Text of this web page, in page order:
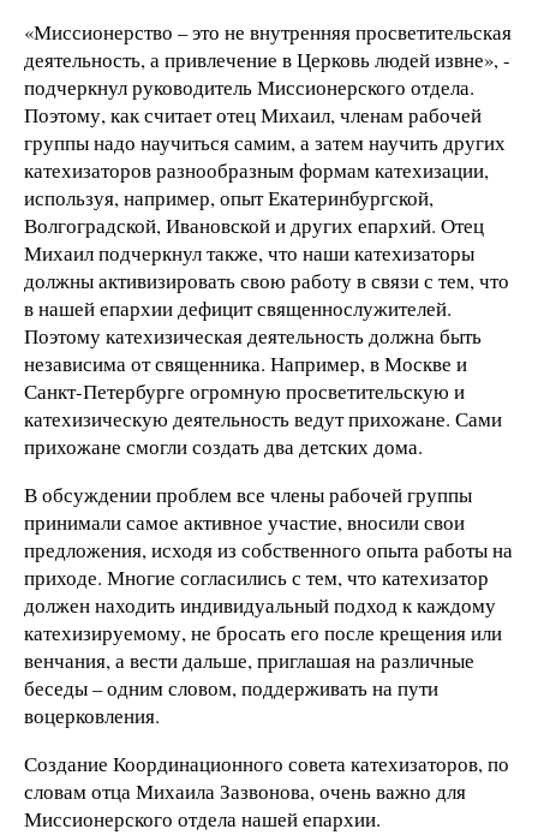
«Миссионерство – это не внутренняя просветительская
деятельность, а привлечение в Церковь людей извне», -
подчеркнул руководитель Миссионерского отдела.
Поэтому, как считает отец Михаил, членам рабочей
группы надо научиться самим, а затем научить других
катехизаторов разнообразным формам катехизации,
используя, например, опыт Екатеринбургской,
Волгоградской, Ивановской и других епархий. Отец
Михаил подчеркнул также, что наши катехизаторы
должны активизировать свою работу в связи с тем, что
в нашей епархии дефицит священнослужителей.
Поэтому катехизическая деятельность должна быть
независима от священника. Например, в Москве и
Санкт-Петербурге огромную просветительскую и
катехизическую деятельность ведут прихожане. Сами
прихожане смогли создать два детских дома.
В обсуждении проблем все члены рабочей группы
принимали самое активное участие, вносили свои
предложения, исходя из собственного опыта работы на
приходе. Многие согласились с тем, что катехизатор
должен находить индивидуальный подход к каждому
катехизируемому, не бросать его после крещения или
венчания, а вести дальше, приглашая на различные
беседы – одним словом, поддерживать на пути
воцерковления.
Создание Координационного совета катехизаторов, по
словам отца Михаила Зазвонова, очень важно для
Миссионерского отдела нашей епархии.